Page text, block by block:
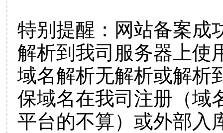
特别提醒：网站备案成
解析到我司服务器上使
域名解析无解析或解析
保域名在我司注册（域
平台的不算）或外部入